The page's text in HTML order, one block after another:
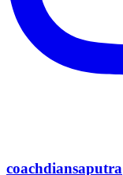
coachdiansaputra